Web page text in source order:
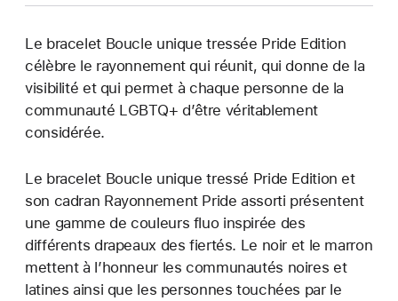
Le bracelet Boucle unique tressée Pride Edition
célèbre le rayonnement qui réunit, qui donne de la
visibilité et qui permet à chaque personne de la
communauté LGBTQ+ d’être véritablement
considérée.
Le bracelet Boucle unique tressé Pride Edition et
son cadran Rayonnement Pride assorti présentent
une gamme de couleurs fluo inspirée des
différents drapeaux des fiertés. Le noir et le marron
mettent à l’honneur les communautés noires et
latines ainsi que les personnes touchées par le